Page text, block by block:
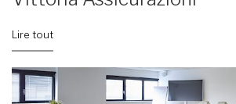
Lire tout